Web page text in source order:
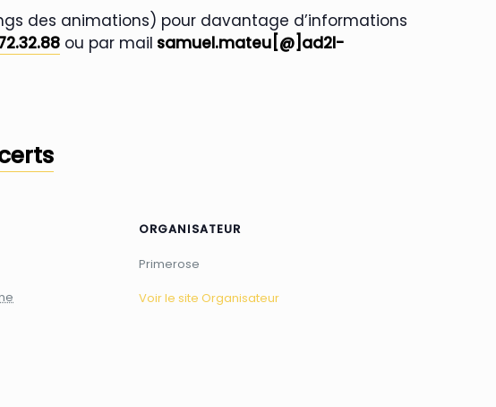
des animations) pour davantage d’informations
ou par mail samuel.mateu[@]ad2l-
ORGANISATEUR
Primerose
Voir le site Organisateur